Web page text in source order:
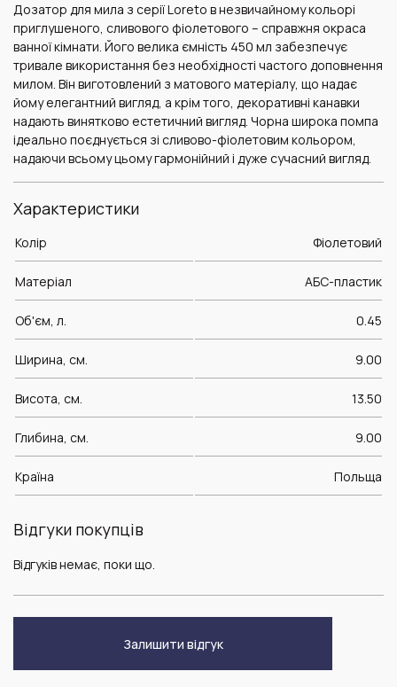
Дозатор для мила з серії Loreto в незвичайному кольорі
приглушеного, сливового фіолетового – справжня окраса
ванної кімнати. Його велика ємність 450 мл забезпечує
тривале використання без необхідності частого доповнення
милом. Він виготовлений ​​з матового матеріалу, що надає
йому елегантний вигляд, а крім того, декоративні канавки
надають винятково естетичний вигляд. Чорна широка помпа
ідеально поєднується зі сливово-фіолетовим кольором,
надаючи всьому цьому гармонійний і дуже сучасний вигляд.
Характеристики
Колір Фіолетовий
Матеріал AБС-пластик
Об'єм, л. 0.45
Ширина, см. 9.00
Висота, см. 13.50
Глибина, см. 9.00
Країна Польща
Відгуки покупців
Відгуків немає, поки що.
Залишити відгук